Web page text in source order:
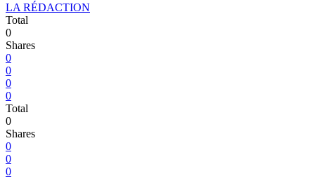
LA RÉDACTION
Total
0
Shares
0
0
0
0
Total
0
Shares
0
0
0